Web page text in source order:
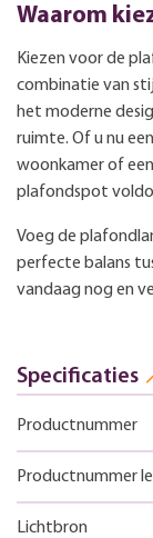
Waarom
Kiezen voor de
combinatie van
het moderne
ruimte. Of u nu
woonkamer of
plafondspot
Voeg de
perfecte balans
vandaag nog en
Specificaties
Productnummer
Productnummer
Lichtbron